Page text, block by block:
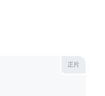
正片